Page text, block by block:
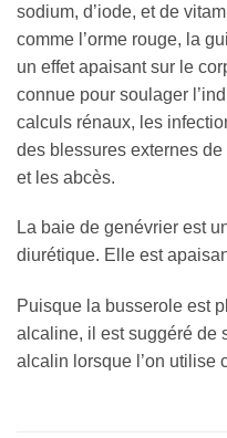
sodium, d’iode, et de
comme l’orme rouge, la
un effet apaisant sur le
connue pour soulager
calculs rénaux, les
des blessures externes
et les abcès.
La baie de genévrier est
diurétique. Elle est
Puisque la busserole est
alcaline, il est suggéré de
alcalin lorsque l’on utilise